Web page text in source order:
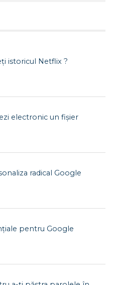
istoricul Netflix ?
electronic un fișier
radical Google
pentru Google